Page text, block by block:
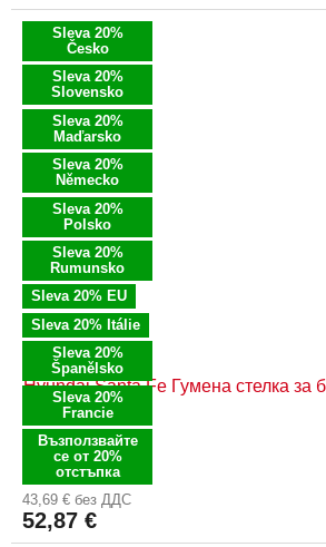
Sleva 20%
Česko
Sleva 20%
Slovensko
Sleva 20%
Maďarsko
Sleva 20%
Německo
Sleva 20%
Polsko
Sleva 20%
Rumunsko
Sleva 20% EU
Sleva 20% Itálie
Sleva 20%
Španělsko
Sleva 20%
Francie
Възползвайте
се от 20%
отстъпка
Hyundai Santa Fe Гумена стелка за
43,69 € без ДДС
52,87 €